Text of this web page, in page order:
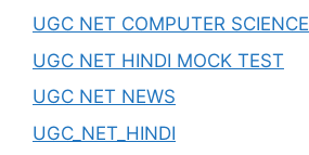
UGC NET COMPUTER SCIENCE
UGC NET HINDI MOCK TEST
UGC NET NEWS
UGC_NET_HINDI